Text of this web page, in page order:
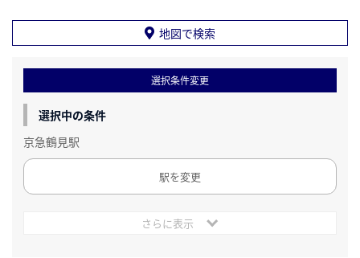
地図で検索
選択条件変更
選択中の条件
京急鶴見駅
駅を変更
さらに表示